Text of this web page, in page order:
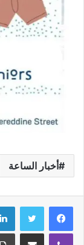
أخبار الساعة
فيسبوك تويتر
ڤايبر مشاركة عبر البريد